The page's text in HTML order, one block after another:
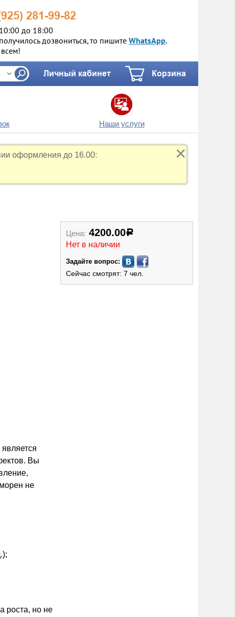
281-99-82
до 18:00
дозвониться, то пишите WhatsApp.
Личный кабинет Корзина
Наши услуги
✕
оформления до 16.00:
Цена: 4200.00Р
Нет в наличии
Задайте вопрос:
Сейчас смотрят: 7 чел.
Вы
не
роста, но не